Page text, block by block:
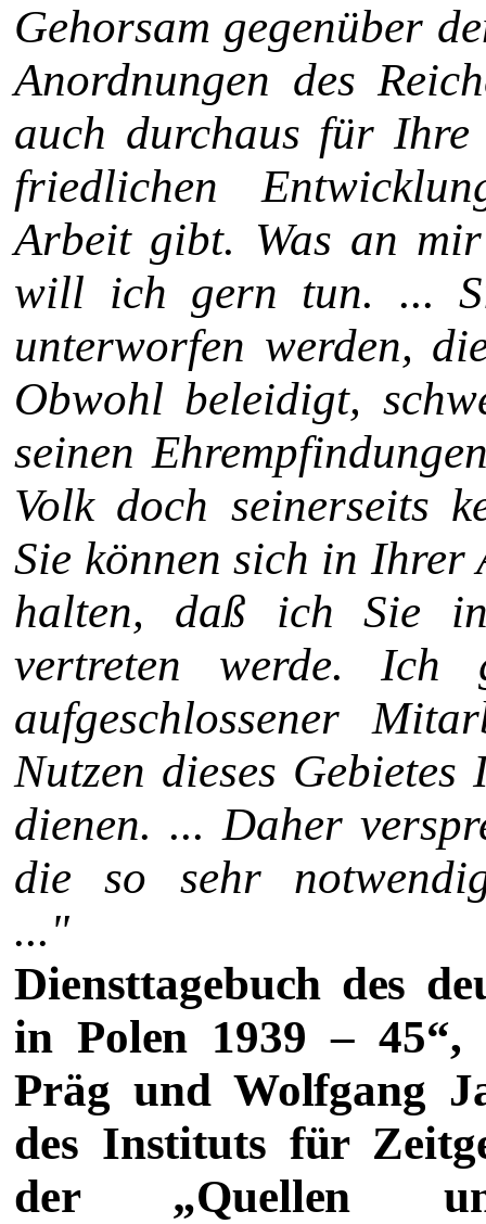
Gehorsam gegenüber
An­ordnungen des
auch durch­aus für
friedlichen
Arbeit gibt. Was an mir
will ich gern tun. ...
unterworfen werden,
Obwohl beleidigt,
seinen
Volk doch seinerseits
Sie können sich in
halten, daß ich Sie
vertreten werde.
aufgeschlossener
Nut­zen dieses Gebietes
dienen. ... Daher
die so sehr
..."
Diensttagebuch des
in Polen 1939 – 45“,
Präg und Wolfgang
des Instituts für
der „Quellen